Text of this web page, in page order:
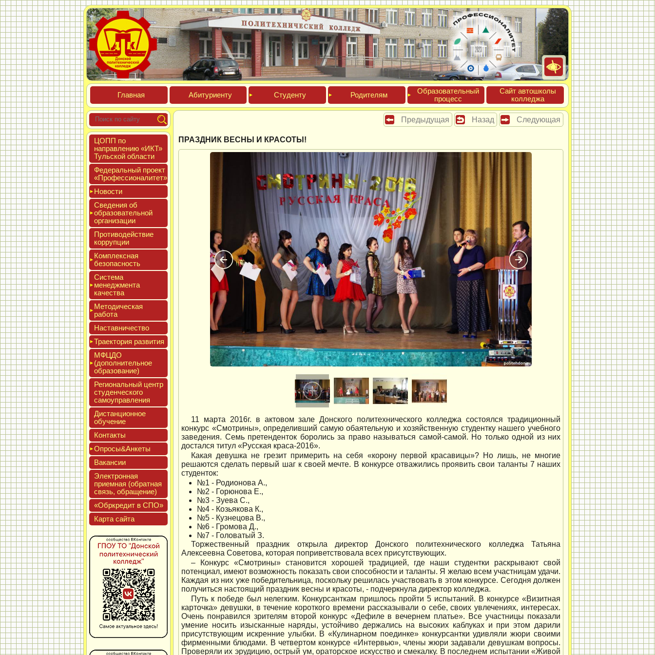
Глав­ная Аби­тури­ен­ту Сту­ден­ту Роди­телям
Обра­зова­тель­ный
про­цесс
Сайт ав­тошко­лы
кол­леджа
ЦОПП по
нап­равле­нию «ИКТ»
Туль­ской об­ласти
Феде­раль­ный про­ект
«Про­фес­си­она­литет»
Новос­ти
Све­дения об
об­ра­зова­тель­ной
ор­га­низа­ции
Про­тиво­дей­ствие
кор­рупции
Ком­плексная
бе­зопас­ность
Сис­те­ма
ме­нед­жмен­та
ка­чес­тва
Мето­дичес­кая
ра­бота
Нас­тавни­чес­тво
Тра­ек­то­рия раз­ви­тия
МФЦДО
(до­пол­ни­тель­ное
об­ра­зова­ние)
Реги­ональ­ный центр
сту­ден­ческо­го
са­мо­уп­равле­ния
Дис­танци­он­ное
обу­чение
Кон­такты
Опро­сы&Анке­ты
Вакан­сии
Элек­трон­ная
при­ем­ная (об­ратная
связь, об­ра­щение)
«Обркре­дит в СПО»
Кар­та сай­та
Предыдущая Назад Следующая
ПРАЗДНИК ВЕСНЫ И КРАСОТЫ!
11 марта 2016г. в актовом зале Донского политехнического колледжа состоялся традиционный
конкурс «Смотрины», определивший самую обаятельную и хозяйственную студентку нашего учебного
заведения. Семь претенденток боролись за право называться самой-самой. Но только одной из них
достался титул «Русская краса-2016».
Какая девушка не грезит примерить на себя «корону первой красавицы»? Но лишь, не многие
решаются сделать первый шаг к своей мечте. В конкурсе отважились проявить свои таланты 7 наших
студенток:
№1 - Родионова А.,
№2 - Горюнова Е.,
№3 - Зуева С.,
№4 - Козьякова К.,
№5 - Кузнецова В.,
№6 - Громова Д.,
№7 - Головатый З.
Торжественный праздник открыла директор Донского политехнического колледжа Татьяна
Алексеевна Советова, которая поприветствовала всех присутствующих.
– Конкурс «Смотрины» становится хорошей традицией, где наши студентки раскрывают свой
потенциал, имеют возможность показать свои способности и таланты. Я желаю всем участницам удачи.
Каждая из них уже победительница, поскольку решилась участвовать в этом конкурсе. Сегодня должен
получиться настоящий праздник весны и красоты, - подчеркнула директор колледжа.
Путь к победе был нелегким. Конкурсанткам пришлось пройти 5 испытаний. В конкурсе «Визитная
карточка» девушки, в течение короткого времени рассказывали о себе, своих увлечениях, интересах.
Очень понравился зрителям второй конкурс «Дефиле в вечернем платье». Все участницы показали
умение носить изысканные наряды, устойчиво держались на высоких каблуках и при этом дарили
присутствующим искренние улыбки. В «Кулинарном поединке» конкурсантки удивляли жюри своими
фирменными блюдами. В четвертом конкурсе «Интервью», члены жюри задавали девушкам вопросы.
Проверяли их эрудицию, острый ум, ораторское искусство и смекалку. В последнем испытании «Живой